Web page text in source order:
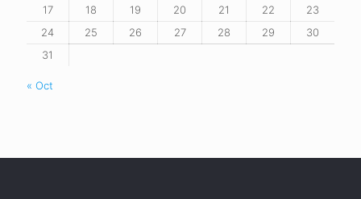
17
18 19 20 21 22
23
24
25 26 27 28 29
30
31
« Oct